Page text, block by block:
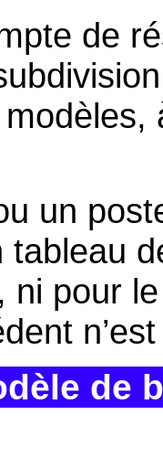
de
un
tableau
ni pour
de